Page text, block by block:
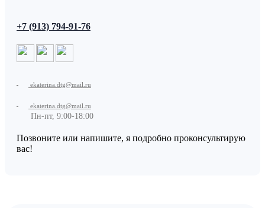
+7 (913) 794-91-76
ekaterina.dtg@mail.ru
ekaterina.dtg@mail.ru
Пн-пт, 9:00-18:00
Позвоните или напишите, я подробно проконсультирую
вас!